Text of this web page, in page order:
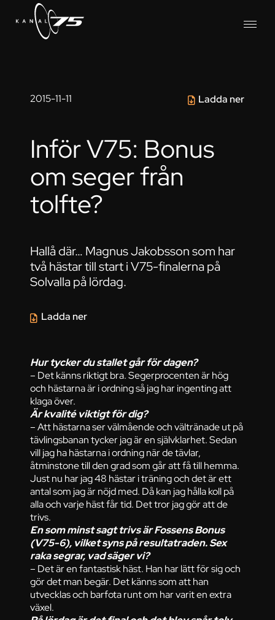
2015-11-11 Ladda ner
Inför V75: Bonus
om seger från
tolfte?
Hallå där… Magnus Jakobsson som har
två hästar till start i V75-finalerna på
Solvalla på lördag.
Hur tycker du stallet går för dagen?
– Det känns riktigt bra. Segerprocenten är hög
och hästarna är i ordning så jag har ingenting att
klaga över.
Är kvalité viktigt för dig?
– Att hästarna ser välmående och vältränade ut på
tävlingsbanan tycker jag är en självklarhet. Sedan
vill jag ha hästarna i ordning när de tävlar,
åtminstone till den grad som går att få till hemma.
Just nu har jag 48 hästar i träning och det är ett
antal som jag är nöjd med. Då kan jag hålla koll på
alla och varje häst får tid. Det tror jag gör att de
trivs.
En som minst sagt trivs är Fossens Bonus
(V75-6), vilket syns på resultatraden. Sex
raka segrar, vad säger vi?
– Det är en fantastisk häst. Han har lätt för sig och
gör det man begär. Det känns som att han
utvecklas och barfota runt om har varit en extra
växel.
Ladda ner